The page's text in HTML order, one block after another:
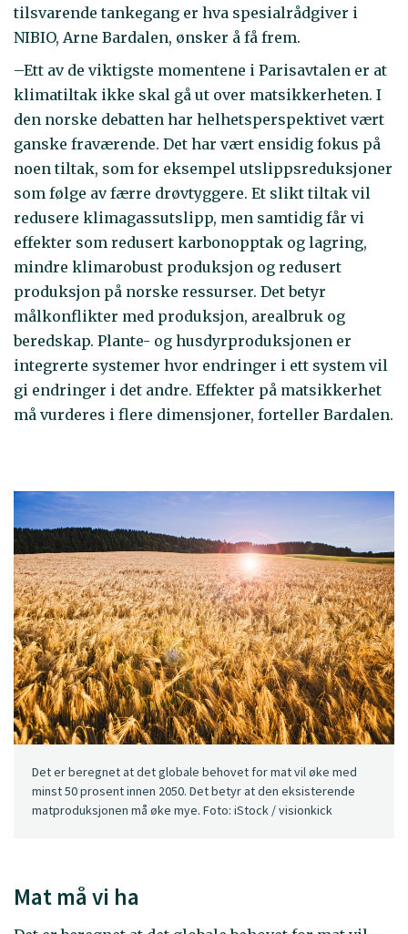
tilsvarende tankegang er hva spesialrådgiver i
NIBIO, Arne Bardalen, ønsker å få frem.
–Ett av de viktigste momentene i Parisavtalen er at
klimatiltak ikke skal gå ut over matsikkerheten. I
den norske debatten har helhetsperspektivet vært
ganske fraværende. Det har vært ensidig fokus på
noen tiltak, som for eksempel utslippsreduksjoner
som følge av færre drøvtyggere. Et slikt tiltak vil
redusere klimagassutslipp, men samtidig får vi
effekter som redusert karbonopptak og lagring,
mindre klimarobust produksjon og redusert
produksjon på norske ressurser. Det betyr
målkonflikter med produksjon, arealbruk og
beredskap. Plante- og husdyrproduksjonen er
integrerte systemer hvor endringer i ett system vil
gi endringer i det andre. Effekter på matsikkerhet
må vurderes i flere dimensjoner, forteller Bardalen.
Det er beregnet at det globale behovet for mat vil øke med
minst 50 prosent innen 2050. Det betyr at den eksisterende
matproduksjonen må øke mye. Foto: iStock / visionkick
Mat må vi ha